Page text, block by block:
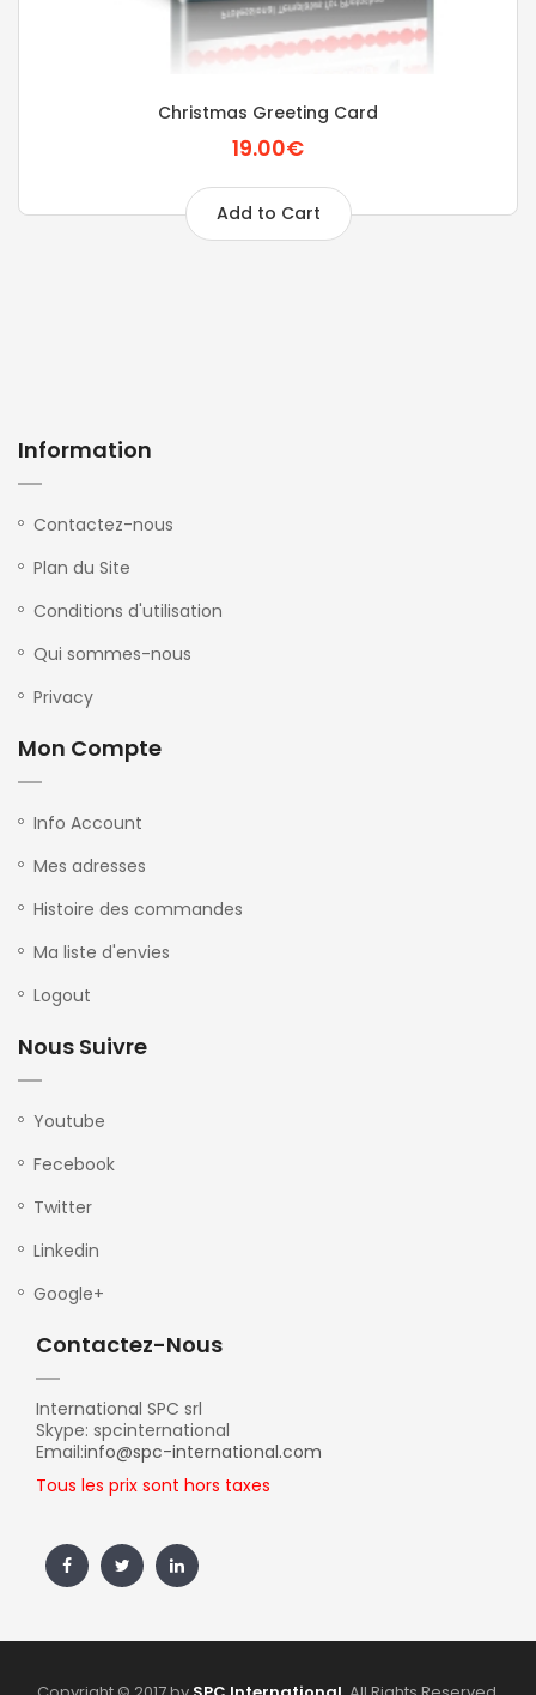
Christmas Greeting Card
19.00€
Add to Cart
Information
Contactez-nous
Plan du Site
Conditions d'utilisation
Qui sommes-nous
Privacy
Mon Compte
Info Account
Mes adresses
Histoire des commandes
Ma liste d'envies
Logout
Nous Suivre
Youtube
Fecebook
Twitter
Linkedin
Google+
Contactez-Nous
International SPC srl
Skype: spcinternational
Email:info@spc-international.com
Tous les prix sont hors taxes